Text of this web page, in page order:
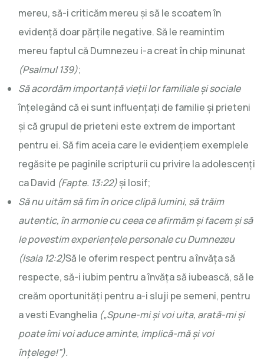
mereu, să-i criticăm mereu și să le scoatem în
evidență doar părțile negative. Să le reamintim
mereu faptul că Dumnezeu i-a creat în chip minunat
(Psalmul 139);
Să acordăm importanță vieții lor familiale și sociale
înțelegând că ei sunt influențați de familie și prieteni
și că grupul de prieteni este extrem de important
pentru ei. Să fim aceia care le evidențiem exemplele
regăsite pe paginile scripturii cu privire la adolescenți
ca David (Fapte. 13:22)și Iosif;
Să nu uităm să fim în orice clipă lumini, să trăim
autentic, în armonie cu ceea ce afirmăm și facem și să
le povestim experiențele personale cu Dumnezeu
(Isaia 12:2)Să le oferim respect pentru a învăța să
respecte, să-i iubim pentru a învăța să iubească, să le
creăm oportunități pentru a-i sluji pe semeni, pentru
a vesti Evanghelia („Spune-mi și voi uita, arată-mi și
poate îmi voi aduce aminte, implică-mă și voi
înțelege!”).